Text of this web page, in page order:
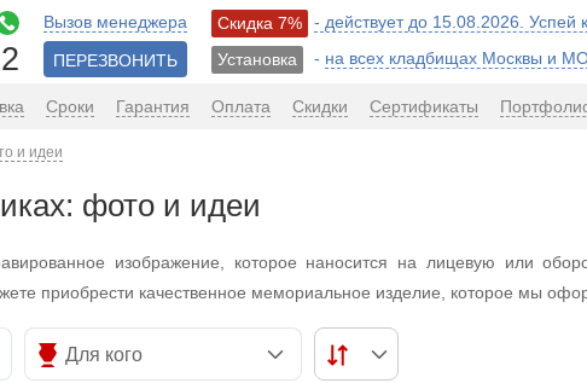
Вызов менеджера
ПЕРЕЗВОНИТЬ
Скидка 7%
- действует до 15.08.2026. Успей
Установка
- на всех кладбищах Москвы и
Сроки Гарантия Оплата Скидки Сертификаты
и идеи
фото и идеи
изображение, которое наносится на лицевую или
приобрести качественное мемориальное изделие, которое мы
Для кого